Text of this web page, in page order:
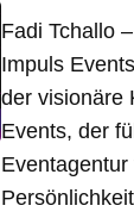
Fadi Tchallo
Impuls
der visionäre
Events, der
Eventagentur